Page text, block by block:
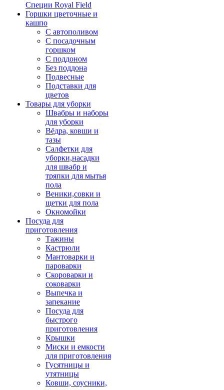
Специи Royal Field
Горшки цветочные и
кашпо
С автополивом
С посадочным
горшком
С поддоном
Без поддона
Подвесные
Подставки для
цветов
Товары для уборки
Швабры и наборы
для уборки
Вёдра, ковши и
тазы
Салфетки для
уборки,насадки
для швабр и
тряпки для мытья
пола
Веники,совки и
щетки для пола
Окномойки
Посуда для
приготовления
Тажины
Кастрюли
Мантоварки и
пароварки
Скороварки и
соковарки
Выпечка и
запекание
Посуда для
быстрого
приготовления
Крышки
Миски и емкости
для приготовления
Гусятницы и
утятницы
Ковши, соусники,